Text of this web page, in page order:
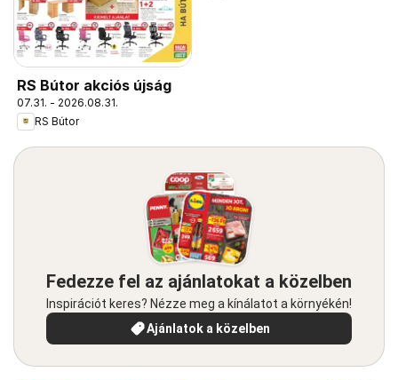
RS Bútor akciós újság
07.31. - 2026.08.31.
RS Bútor
Fedezze fel az ajánlatokat a közelben
Inspirációt keres? Nézze meg a kínálatot a környékén!
Ajánlatok a közelben